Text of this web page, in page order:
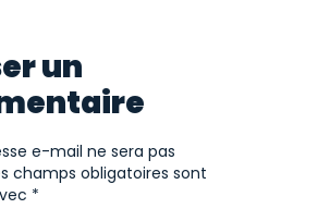
un
e-mail ne sera pas
champs obligatoires sont
*